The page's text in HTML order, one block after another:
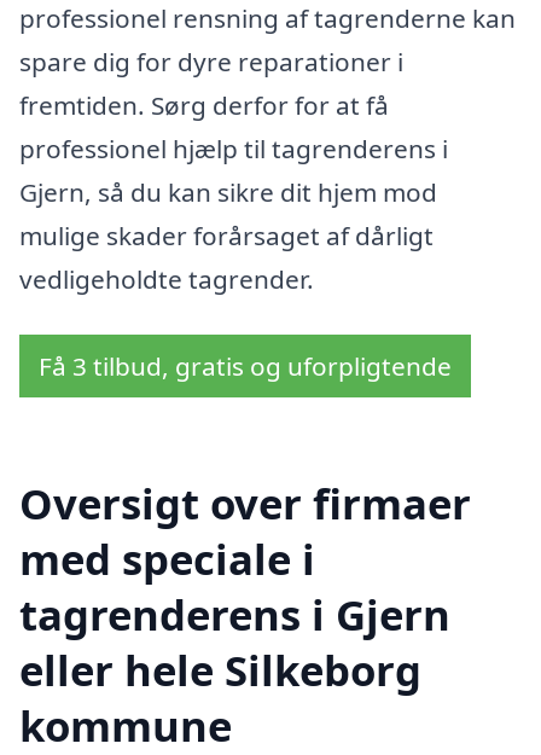
professionel rensning af tagrenderne kan
spare dig for dyre reparationer i
fremtiden. Sørg derfor for at få
professionel hjælp til tagrenderens i
Gjern, så du kan sikre dit hjem mod
mulige skader forårsaget af dårligt
vedligeholdte tagrender.
Få 3 tilbud, gratis og uforpligtende
Oversigt over firmaer
med speciale i
tagrenderens i Gjern
eller hele Silkeborg
kommune